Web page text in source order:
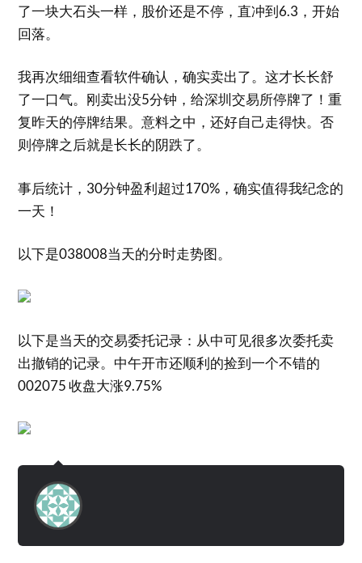
了一块大石头一样，股价还是不停，直冲到6.3，开始
回落。
我再次细细查看软件确认，确实卖出了。这才长长舒
了一口气。刚卖出没5分钟，给深圳交易所停牌了！重
复昨天的停牌结果。意料之中，还好自己走得快。否
则停牌之后就是长长的阴跌了。
事后统计，30分钟盈利超过170%，确实值得我纪念的
一天！
以下是038008当天的分时走势图。
以下是当天的交易委托记录：从中可见很多次委托卖
出撤销的记录。中午开市还顺利的捡到一个不错的
002075 收盘大涨9.75%